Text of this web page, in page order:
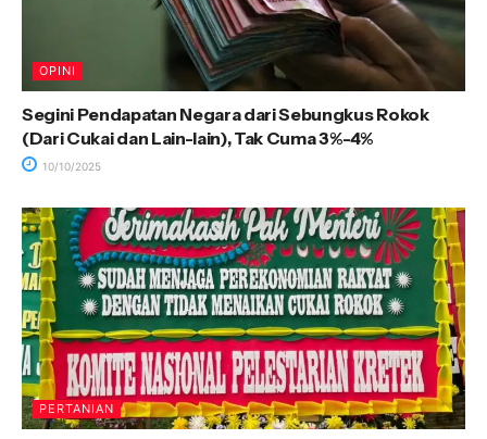
OPINI
Segini Pendapatan Negara dari Sebungkus Rokok
(Dari Cukai dan Lain-lain), Tak Cuma 3%-4%
10/10/2025
PERTANIAN